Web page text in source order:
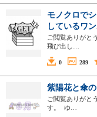
モノクロで
しているワ
ご閲覧ありがと
飛び出し…
0 289
紫陽花と傘
ご閲覧ありがと
す。 ゆ…